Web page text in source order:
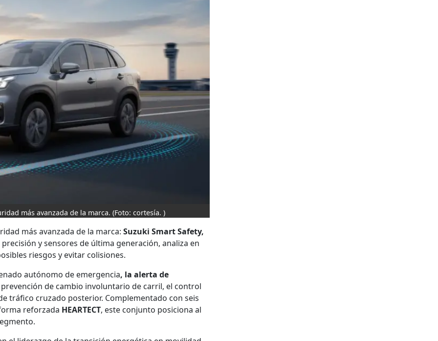
más avanzada de la marca. (Foto: cortesía. )
más avanzada de la marca: Suzuki Smart Safety,
y sensores de última generación, analiza en
riesgos y evitar colisiones.
autónomo de emergencia, la alerta de
de cambio involuntario de carril, el control
tráfico cruzado posterior. Complementado con seis
reforzada HEARTECT, este conjunto posiciona al